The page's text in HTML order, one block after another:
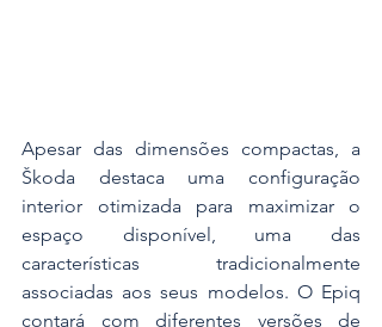
Apesar das dimensões compactas, a
Škoda destaca uma configuração
interior otimizada para maximizar o
espaço disponível, uma das
características tradicionalmente
associadas aos seus modelos. O Epiq
contará com diferentes versões de